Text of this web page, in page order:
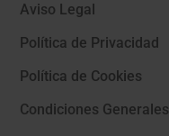
Aviso Legal
Política de Privacidad
Política de Cookies
Condiciones Generales